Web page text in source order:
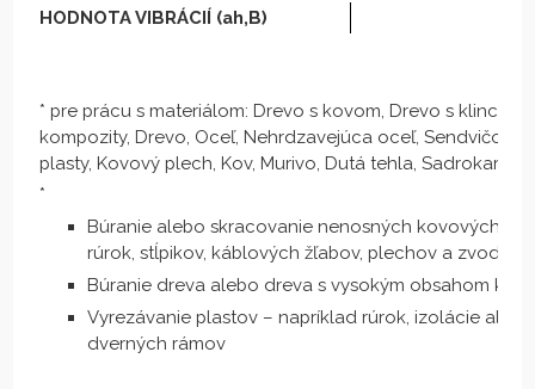
HODNOTA VIBRÁCIÍ (ah,B)
* pre prácu s materiálom: Drevo s kovom, Drevo s
kompozity, Drevo, Oceľ, Nehrdzavejúca oceľ, Sendvičový
plasty, Kovový plech, Kov, Murivo, Dutá tehla,
*
Búranie alebo skracovanie nenosných kovových
rúrok, stĺpikov, káblových žľabov, plechov a zvodidiel
Búranie dreva alebo dreva s vysokým obsahom
Vyrezávanie plastov – napríklad rúrok, izolácie
dverných rámov